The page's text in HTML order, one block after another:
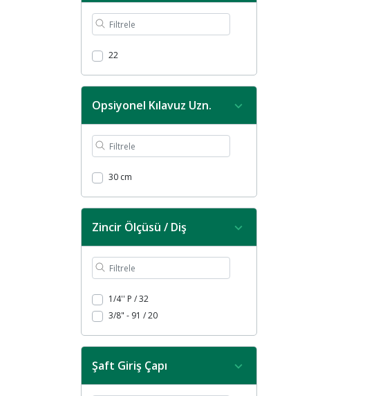
22
Opsiyonel Kılavuz Uzn.
30 cm
Zincir Ölçüsü / Diş
1/4'' P / 32
3/8" - 91 / 20
Şaft Giriş Çapı